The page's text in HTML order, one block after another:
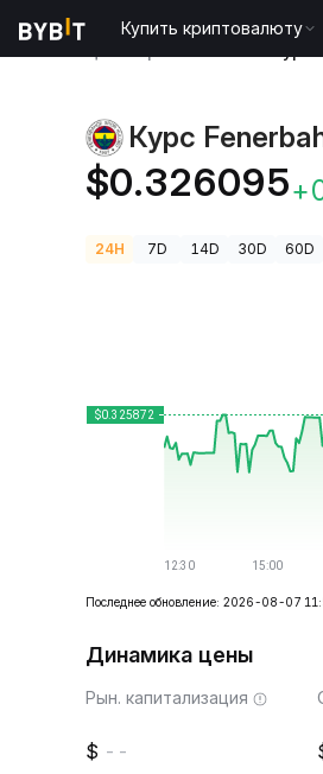
Купить криптовалюту
Курс
$0.326095
24H 7D 14D 30D 60D
Последнее обновление: 2026-08-07
Динамика цены
Рын. капитализация
--